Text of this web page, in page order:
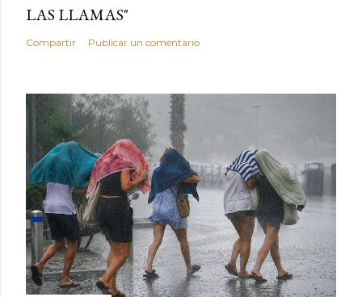
LAS LLAMAS"
Compartir Publicar un comentario